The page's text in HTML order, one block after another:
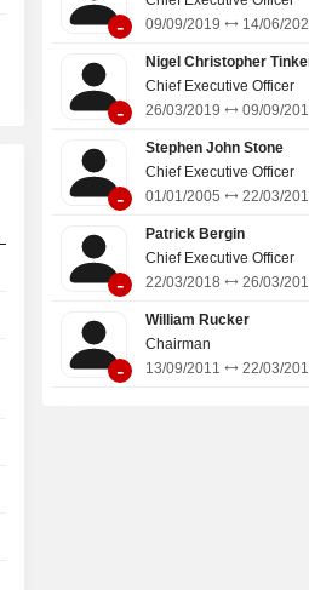
25/03/2026
31/05/2025
Limited, Clevedon Investment
Limited, Crest Nicholson
Ellis Mews (Park Central)
Harbourside Leisure Management
Limited, et d'autres.
-
09/09/2019
14/06/
-
Nigel Christopher
Chief Executive Officer
26/03/2019
09/09/
-
Stephen John Stone
Chief Executive Officer
01/01/2005
22/03/
-
Patrick Bergin
Chief Executive Officer
22/03/2018
26/03/
-
William Rucker
Chairman
13/09/2011
22/03/